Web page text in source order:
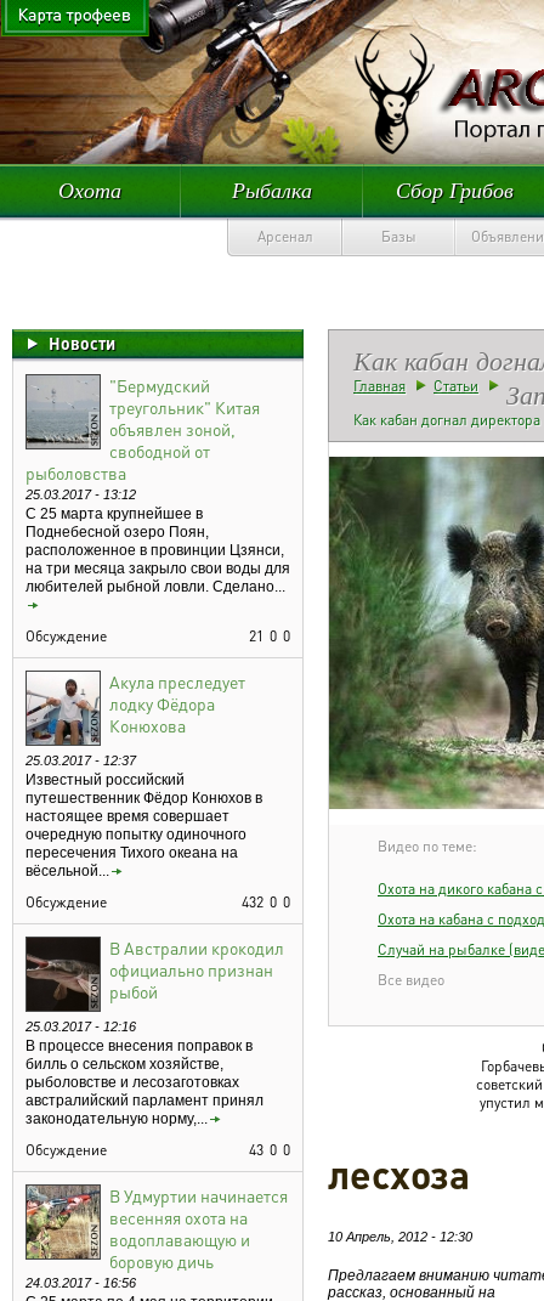
Охота Рыбалка Сбор Грибов
Арсенал Базы
Новости
"Бермудский
треугольник" Китая
объявлен зоной,
свободной от
рыболовства
25.03.2017 - 13:12
С 25 марта крупнейшее в
Поднебесной озеро Поян,
расположенное в провинции Цзянси,
на три месяца закрыло свои воды для
любителей рыбной ловли. Сделано...
Обсуждение 21 0 0
Акула преследует
лодку Фёдора
Конюхова
25.03.2017 - 12:37
Известный российский
путешественник Фёдор Конюхов в
настоящее время совершает
очередную попытку одиночного
пересечения Тихого океана на
вёсельной...
Обсуждение 432 0 0
В Австралии крокодил
официально признан
рыбой
25.03.2017 - 12:16
В процессе внесения поправок в
билль о сельском хозяйстве,
рыболовстве и лесозаготовках
австралийский парламент принял
законодательную норму,...
Обсуждение 43 0 0
В Удмуртии начинается
весенняя охота на
водоплавающую и
боровую дичь
24.03.2017 - 16:56
Как кабан
Главная Статьи
Как кабан догнал директора
Видео по теме:
Охота на дикого кабана
Охота на кабана с
Случай на рыбалке
Все видео
упустил
лесхоза
10 Апрель, 2012 - 12:30
Предлагаем вниманию
рассказ, основанный на